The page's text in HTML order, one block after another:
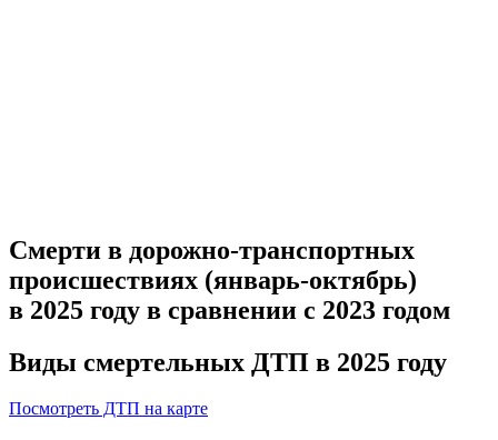
Смерти в дорожно-транспортных
происшествиях (январь-октябрь)
в 2025 году в сравнении с 2023 годом
Виды смертельных ДТП в 2025 году
Посмотреть ДТП на карте